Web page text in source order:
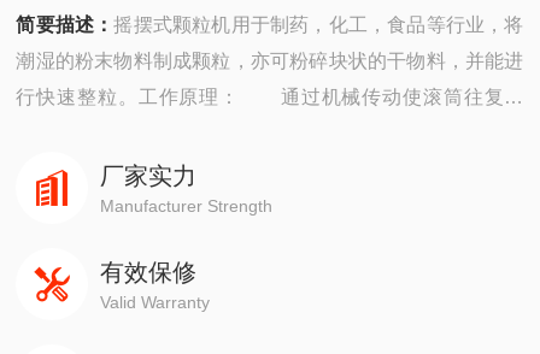
简要描述：摇摆式颗粒机用于制药，化工，食品等行业，将
潮湿的粉末物料制成颗粒，亦可粉碎块状的干物料，并能进
行快速整粒。工作原理： 通过机械传动使滚筒往复摆
厂家实力
Manufacturer Strength
有效保修
Valid Warranty